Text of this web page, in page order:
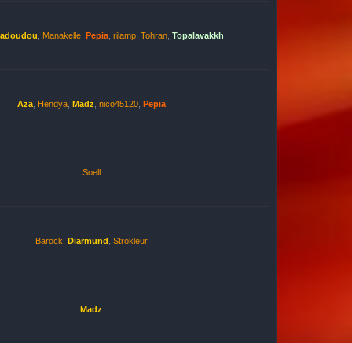
Manakelle Pepia rilamp Tohran Topalavakkh
Aza, Hendya, Madz nico45120, Pepia
Soell
Barock Diarmund Strokleur
Madz